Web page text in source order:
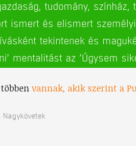
tudomány, színház,
ismert és elismert
tekintenek és
mentalitást az ’Úgysem
vannak, akik szerint a
Nagykövetek